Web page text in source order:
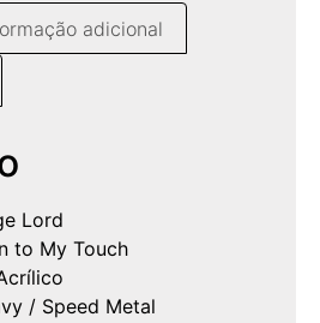
adicional
Lord
to My Touch
/ Speed Metal